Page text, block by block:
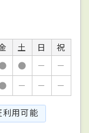
土 日
祝
● －
－
－ － －
用可能